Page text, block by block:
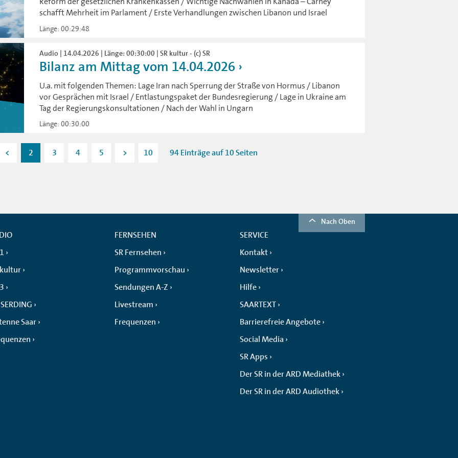
schafft Mehrheit im Parlament / Erste Verhandlungen zwischen Libanon und Israel
Länge: 00:29:48
Audio | 14.04.2026 | Länge: 00:30:00 | SR kultur - (c) SR
Bilanz am Mittag vom 14.04.2026
U.a. mit folgenden Themen: Lage Iran nach Sperrung der Straße von Hormus / Libanon
vor Gesprächen mit Israel / Entlastungspaket der Bundesregierung / Lage in Ukraine am
Tag der Regierungskonsultationen / Nach der Wahl in Ungarn
Länge: 00:30:00
< 2 3 4 5 > 10 94 Einträge auf 10 Seiten
Nach Oben
kultur
Saar
FERNSEHEN
SR Fernsehen
Programmvorschau
Sendungen A-Z
Livestream
Frequenzen
SERVICE
Kontakt
Newsletter
Hilfe
SAARTEXT
Barrierefreie Angebote
Social Media
SR Apps
Der SR in der ARD Mediathek
Der SR in der ARD Audiothek